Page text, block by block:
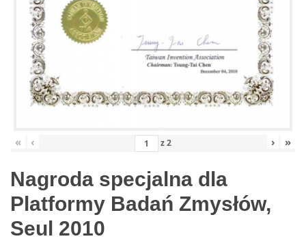
« ‹ z2 › »
Nagroda specjalna dla
Platformy Badań Zmysłów,
Seul 2010